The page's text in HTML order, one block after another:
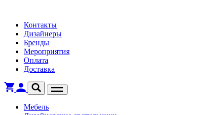
Контакты
Дизайнеры
Бренды
Мероприятия
Оплата
Доставка
Мебель